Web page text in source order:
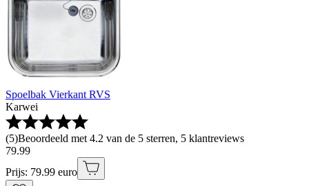
Spoelbak Vierkant RVS
Karwei
(5)Beoordeeld met 4.2 van de 5 sterren, 5 klantreviews
79.99
Prijs: 79.99 euro